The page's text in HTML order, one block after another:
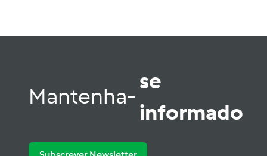
Mantenha-
se
informado